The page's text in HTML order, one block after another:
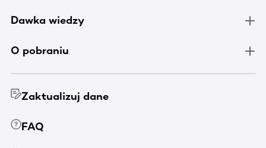
Dawka wiedzy
O pobraniu
Zaktualizuj dane
FAQ